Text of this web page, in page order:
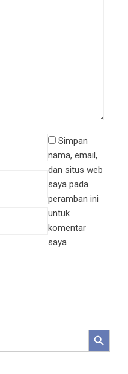
Simpan
nama, email,
dan situs web
saya pada
peramban ini
untuk
komentar
saya
Search Button